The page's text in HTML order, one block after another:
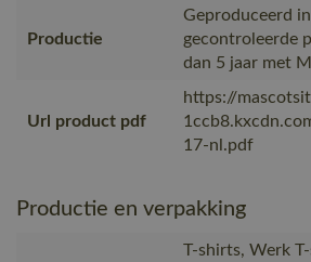
Productie
Geproduceerd
gecontroleerde
dan 5 jaar met
Url product pdf
https://
17-nl.pdf
Productie en verpakking
T-shirts, Werk